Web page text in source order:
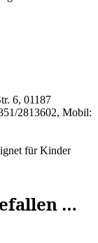
6, 01187
2813602, Mobil:
für Kinder
…